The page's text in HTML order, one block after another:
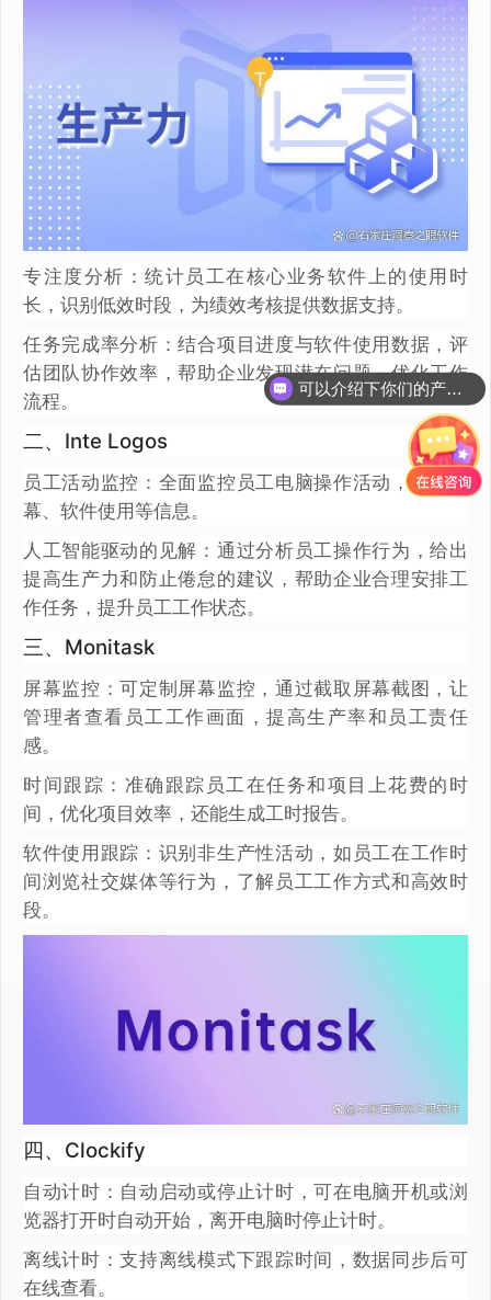
专注度分析：统计员工在核心业务软件上的使用时
长，识别低效时段，为绩效考核提供数据支持。
任务完成率分析：结合项目进度与软件使用数据，评
估团队协作效率，帮助企业发现潜在问题，优化工作
流程。
二、Inte Logos
员工活动监控：全面监控员工电脑操作活动，记录屏
幕、软件使用等信息。
人工智能驱动的见解：通过分析员工操作行为，给出
提高生产力和防止倦怠的建议，帮助企业合理安排工
作任务，提升员工工作状态。
三、Monitask
屏幕监控：可定制屏幕监控，通过截取屏幕截图，让
管理者查看员工工作画面，提高生产率和员工责任
感。
时间跟踪：准确跟踪员工在任务和项目上花费的时
间，优化项目效率，还能生成工时报告。
软件使用跟踪：识别非生产性活动，如员工在工作时
间浏览社交媒体等行为，了解员工工作方式和高效时
段。
四、Clockify
自动计时：自动启动或停止计时，可在电脑开机或浏
览器打开时自动开始，离开电脑时停止计时。
离线计时：支持离线模式下跟踪时间，数据同步后可
在线查看。
可以介绍下你们的产品么？
你们是怎么收费的呢？